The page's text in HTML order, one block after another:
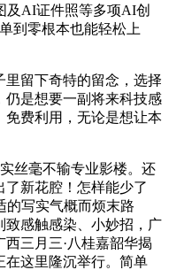
及AI证件照等多项AI创
到零根本也能轻松上
留下奇特的留念，选择
仍是想要一副将来科技感
免费利用，无论是想让本
丝毫不输专业影楼。还
新花腔！怎样能少了
的写实气概而烦末路
致感触感染、小妙招，广
三月三·八桂嘉韶华揭
在这里隆沉举行。简单